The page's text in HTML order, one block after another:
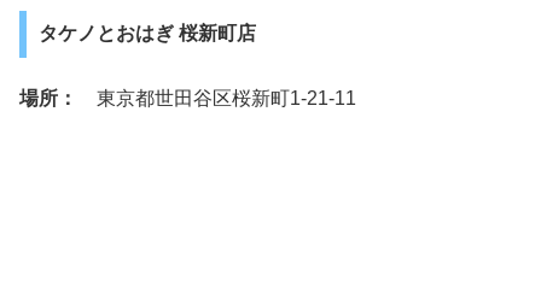
タケノとおはぎ 桜新町店
場所： 東京都世田谷区桜新町1-21-11